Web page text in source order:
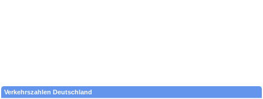
Verkehrszahlen Deutschland